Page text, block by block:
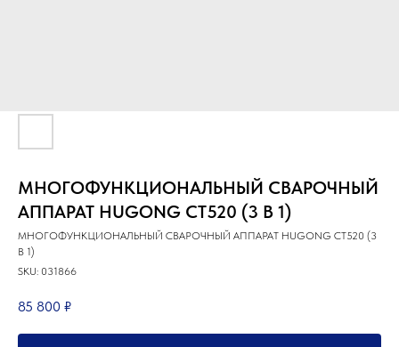
МНОГОФУНКЦИОНАЛЬНЫЙ СВАРОЧНЫЙ
АППАРАТ HUGONG CT520 (3 В 1)
МНОГОФУНКЦИОНАЛЬНЫЙ СВАРОЧНЫЙ АППАРАТ HUGONG CT520 (3
В 1)
SKU: 031866
85 800 ₽